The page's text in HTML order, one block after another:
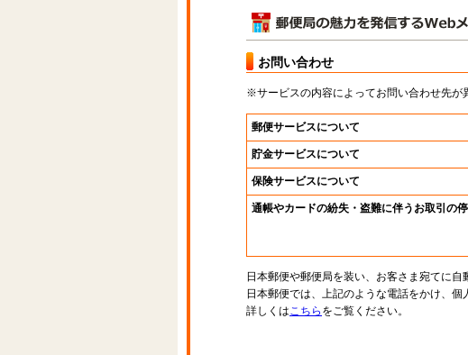
お問い合わせ
※サービスの内容によってお問い合わせ先が
郵便サービスについて
貯金サービスについて
保険サービスについて
通帳やカードの紛失・盗難に伴うお取引の
日本郵便や郵便局を装い、お客さま宛てに
日本郵便では、上記のような電話をかけ、個
詳しくはこちら をご覧ください。